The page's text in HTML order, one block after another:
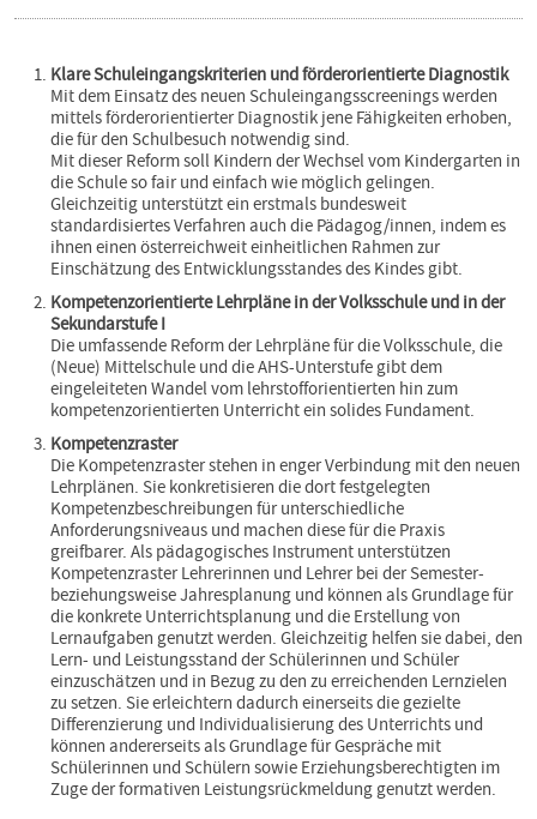
Klare Schuleingangskriterien und förderorientierte Diagnostik
Mit dem Einsatz des neuen Schuleingangsscreenings werden
mittels förderorientierter Diagnostik jene Fähigkeiten erhoben,
die für den Schulbesuch notwendig sind.
Mit dieser Reform soll Kindern der Wechsel vom Kindergarten in
die Schule so fair und einfach wie möglich gelingen.
Gleichzeitig unterstützt ein erstmals bundesweit
standardisiertes Verfahren auch die Pädagog/innen, indem es
ihnen einen österreichweit einheitlichen Rahmen zur
Einschätzung des Entwicklungsstandes des Kindes gibt.
Kompetenzorientierte Lehrpläne in der Volksschule und in der
Sekundarstufe I
Die umfassende Reform der Lehrpläne für die Volksschule, die
(Neue) Mittelschule und die AHS-Unterstufe gibt dem
eingeleiteten Wandel vom lehrstofforientierten hin zum
kompetenzorientierten Unterricht ein solides Fundament.
Kompetenzraster
Die Kompetenzraster stehen in enger Verbindung mit den neuen
Lehrplänen. Sie konkretisieren die dort festgelegten
Kompetenzbeschreibungen für unterschiedliche
Anforderungsniveaus und machen diese für die Praxis
greifbarer. Als pädagogisches Instrument unterstützen
Kompetenzraster Lehrerinnen und Lehrer bei der Semester-
beziehungsweise Jahresplanung und können als Grundlage für
die konkrete Unterrichtsplanung und die Erstellung von
Lernaufgaben genutzt werden. Gleichzeitig helfen sie dabei, den
Lern- und Leistungsstand der Schülerinnen und Schüler
einzuschätzen und in Bezug zu den zu erreichenden Lernzielen
zu setzen. Sie erleichtern dadurch einerseits die gezielte
Differenzierung und Individualisierung des Unterrichts und
können andererseits als Grundlage für Gespräche mit
Schülerinnen und Schülern sowie Erziehungsberechtigten im
Zuge der formativen Leistungsrückmeldung genutzt werden.